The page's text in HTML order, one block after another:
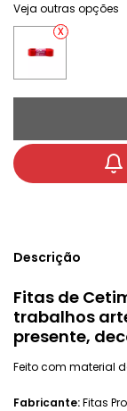
Veja outras opções
Descrição
Fitas de
trabalhos
presente,
Feito com material
Fabricante:Fitas